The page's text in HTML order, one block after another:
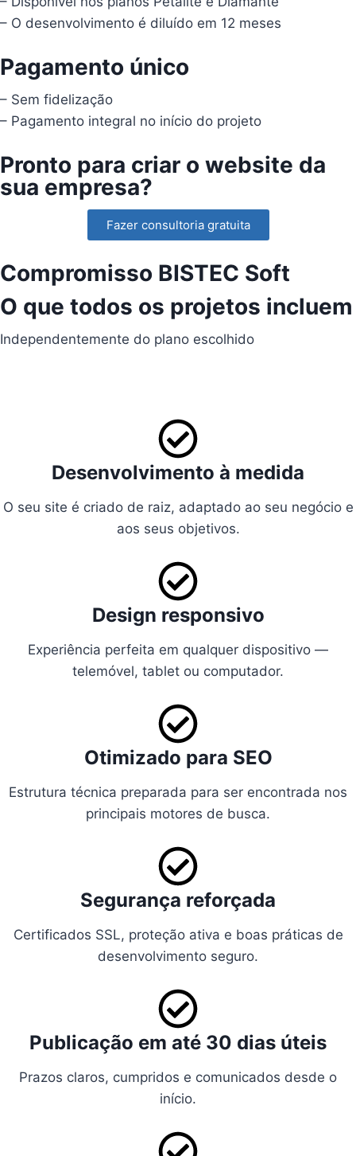
– O desenvolvimento é diluído em 12 meses
Pagamento único
– Sem fidelização
– Pagamento integral no início do projeto
Pronto para criar o website da
sua empresa?
Fazer consultoria gratuita
Compromisso BISTEC Soft
O que todos os projetos incluem
Independentemente do plano escolhido
Desenvolvimento à medida
O seu site é criado de raiz, adaptado ao seu negócio e
aos seus objetivos.
Design responsivo
Experiência perfeita em qualquer dispositivo —
telemóvel, tablet ou computador.
Otimizado para SEO
Estrutura técnica preparada para ser encontrada nos
principais motores de busca.
Segurança reforçada
Certificados SSL, proteção ativa e boas práticas de
desenvolvimento seguro.
Publicação em até 30 dias úteis
Prazos claros, cumpridos e comunicados desde o
início.